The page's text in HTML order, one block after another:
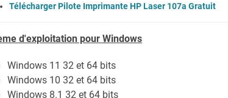
Télécharger Pilote Imprimante HP Laser 107a Gratuit
d'exploitation pour Windows
Windows 11 32 et 64 bits
Windows 10 32 et 64 bits
Windows 8.1 32 et 64 bits